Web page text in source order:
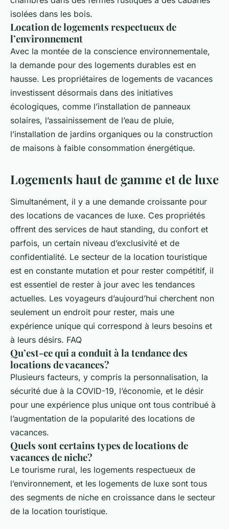
isolées dans les bois.
Location de logements respectueux de
l’environnement
Avec la montée de la conscience environnementale,
la demande pour des logements durables est en
hausse. Les propriétaires de logements de vacances
investissent désormais dans des initiatives
écologiques, comme l’installation de panneaux
solaires, l’assainissement de l’eau de pluie,
l’installation de jardins organiques ou la construction
de maisons à faible consommation énergétique.
Logements haut de gamme et de luxe
Simultanément, il y a une demande croissante pour
des locations de vacances de luxe. Ces propriétés
offrent des services de haut standing, du confort et
parfois, un certain niveau d’exclusivité et de
confidentialité. Le secteur de la location touristique
est en constante mutation et pour rester compétitif, il
est essentiel de rester à jour avec les tendances
actuelles. Les voyageurs d’aujourd’hui cherchent non
seulement un endroit pour rester, mais une
expérience unique qui correspond à leurs besoins et
à leurs désirs. FAQ
Qu’est-ce qui a conduit à la tendance des
locations de vacances?
Plusieurs facteurs, y compris la personnalisation, la
sécurité due à la COVID-19, l’économie, et le désir
pour une expérience plus unique ont tous contribué à
l’augmentation de la popularité des locations de
vacances.
Quels sont certains types de locations de
vacances de niche?
Le tourisme rural, les logements respectueux de
l’environnement, et les logements de luxe sont tous
des segments de niche en croissance dans le secteur
de la location touristique.